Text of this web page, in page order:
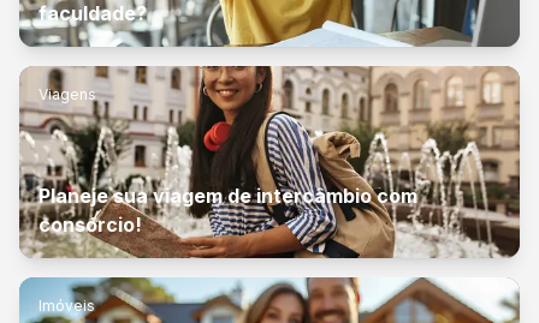
faculdade?
Viagens
Planeje sua viagem de intercâmbio com
consórcio!
Imóveis